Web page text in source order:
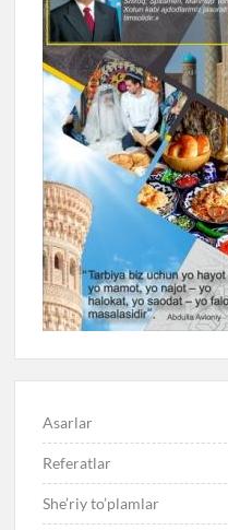
Asarlar
Referatlar
She’riy to’plamlar